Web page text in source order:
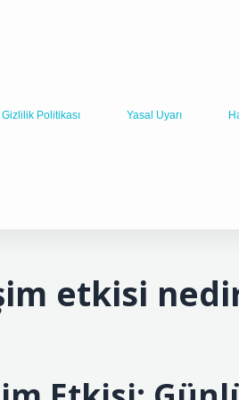
Gizlilik Politikası Yasal Uyarı
etkisi